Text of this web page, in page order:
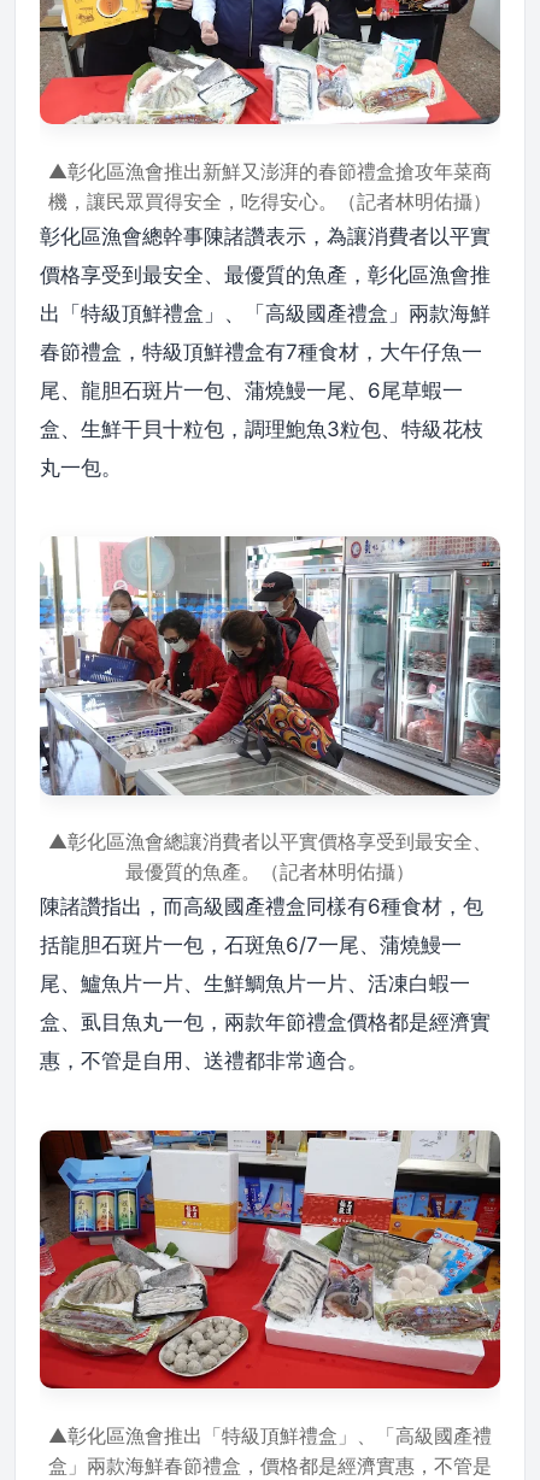
▲彰化區漁會推出新鮮又澎湃的春節禮盒搶攻年菜商
機，讓民眾買得安全，吃得安心。（記者林明佑攝）
彰化區漁會總幹事陳諸讚表示，為讓消費者以平實
價格享受到最安全、最優質的魚產，彰化區漁會推
出「特級頂鮮禮盒」、「高級國產禮盒」兩款海鮮
春節禮盒，特級頂鮮禮盒有7種食材，大午仔魚一
尾、龍胆石斑片一包、蒲燒鰻一尾、6尾草蝦一
盒、生鮮干貝十粒包，調理鮑魚3粒包、特級花枝
丸一包。
▲彰化區漁會總讓消費者以平實價格享受到最安全、
最優質的魚產。（記者林明佑攝）
陳諸讚指出，而高級國產禮盒同樣有6種食材，包
括龍胆石斑片一包，石斑魚6/7一尾、蒲燒鰻一
尾、鱸魚片一片、生鮮鯛魚片一片、活凍白蝦一
盒、虱目魚丸一包，兩款年節禮盒價格都是經濟實
惠，不管是自用、送禮都非常適合。
▲彰化區漁會推出「特級頂鮮禮盒」、「高級國產禮
盒」兩款海鮮春節禮盒，價格都是經濟實惠，不管是